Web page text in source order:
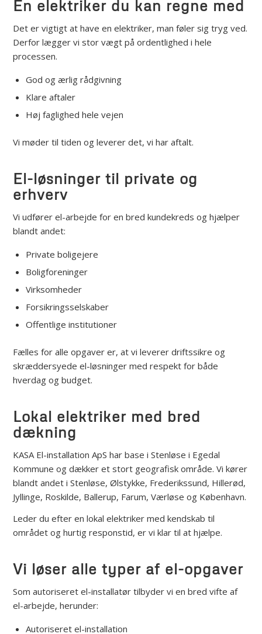
En elektriker du kan regne med
Det er vigtigt at have en elektriker, man føler sig tryg ved.
Derfor lægger vi stor vægt på ordentlighed i hele
processen.
God og ærlig rådgivning
Klare aftaler
Høj faglighed hele vejen
Vi møder til tiden og leverer det, vi har aftalt.
El-løsninger til private og
erhverv
Vi udfører el-arbejde for en bred kundekreds og hjælper
blandt andet:
Private boligejere
Boligforeninger
Virksomheder
Forsikringsselskaber
Offentlige institutioner
Fælles for alle opgaver er, at vi leverer driftssikre og
skræddersyede el-løsninger med respekt for både
hverdag og budget.
Lokal elektriker med bred
dækning
KASA El-installation ApS har base i Stenløse i Egedal
Kommune og dækker et stort geografisk område. Vi kører
blandt andet i Stenløse, Ølstykke, Frederikssund, Hillerød,
Jyllinge, Roskilde, Ballerup, Farum, Værløse og København.
Leder du efter en lokal elektriker med kendskab til
området og hurtig responstid, er vi klar til at hjælpe.
Vi løser alle typer af el-opgaver
Som autoriseret el-installatør tilbyder vi en bred vifte af
el-arbejde, herunder:
Autoriseret el-installation